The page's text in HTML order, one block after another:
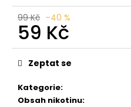
99 Kč –40 %
59 Kč
Měrná
cena:
Kategorie:
Obsah nikotinu:
Zeptat se
59
Kč
Původně:
99
Kč